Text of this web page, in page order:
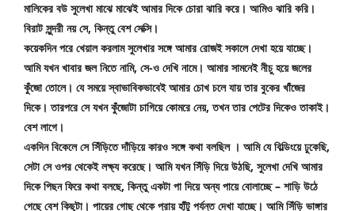
মালিকের বউ সুলেখা মাঝে মাঝেই আমার দিকে চোরা ঝারি করে। আমিও ঝারি করি।
বিরাট সুন্দরী নয় সে, কিন্তু বেশ সেক্সি।
কয়েকদিন পরে খেয়াল করলাম সুলেখার সঙ্গে আমার রোজই সকালে দেখা হয়ে যাচ্ছে।
আমি যখন খাবার জল নিতে নামি, সে-ও দেখি নামে। আমার সামনেই নীচু হয়ে জলের
কুঁজো তোলে। যে সময়ে স্বাভাবিকভাবেই আমার চোখ চলে যায় তার বুকের খাঁজের
দিকে। তারপরে সে যখন কুঁজোটা চাগিয়ে কোমরে নেয়, তখন তার পেটের দিকেও তাকাই।
বেশ লাগে।
একদিন বিকেলে সে সিঁড়িতে দাঁড়িয়ে কারও সঙ্গে কথা বলছিল । আমি যে বিল্ডিংয়ে ঢুকেছি,
সেটা সে ওপর থেকেই লক্ষ্য করেছে। আমি যখন সিঁড়ি দিয়ে উঠছি, সুলেখা দেখি আমার
দিকে পিছন ফিরে কথা বলছে, কিন্তু একটা পা দিয়ে অন্য পায়ে বোলাচ্ছে – শাড়ি উঠে
গেছে বেশ কিছুটা। পায়ের গোছ থেকে প্রায় হাঁটু পর্যন্ত দেখা যাচ্ছে। আমি সিঁড়ি ভাঙ্গার